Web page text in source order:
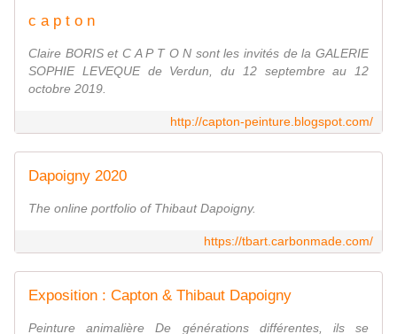
c a p t o n
Claire BORIS et C A P T O N sont les invités de la GALERIE
SOPHIE LEVEQUE de Verdun, du 12 septembre au 12
octobre 2019.
http://capton-peinture.blogspot.com/
Dapoigny 2020
The online portfolio of Thibaut Dapoigny.
https://tbart.carbonmade.com/
Exposition : Capton & Thibaut Dapoigny
Peinture animalière De générations différentes, ils se